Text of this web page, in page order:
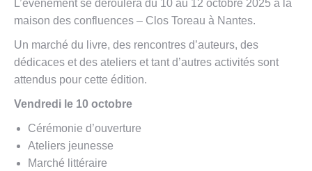
L’évènement se déroulera du 10 au 12 octobre 2025 à la
maison des confluences – Clos Toreau à Nantes.
Un marché du livre, des rencontres d’auteurs, des
dédicaces et des ateliers et tant d’autres activités sont
attendus pour cette édition.
Vendredi le 10 octobre
Cérémonie d’ouverture
Ateliers jeunesse
Marché littéraire